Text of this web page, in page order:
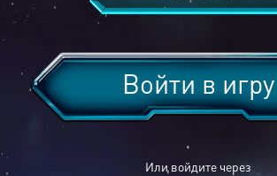
Или войдите через
Войти в игру